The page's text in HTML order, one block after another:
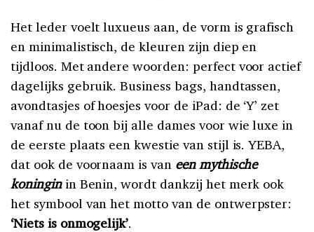
Het leder voelt luxueus aan, de vorm is grafisch
en minimalistisch, de kleuren zijn diep en
tijdloos. Met andere woorden: perfect voor actief
dagelijks gebruik. Business bags, handtassen,
avondtasjes of hoesjes voor de iPad: de ‘Y’ zet
vanaf nu de toon bij alle dames voor wie luxe in
de eerste plaats een kwestie van stijl is. YEBA,
dat ook de voornaam is van een mythische
koninginin Benin, wordt dankzij het merk ook
het symbool van het motto van de ontwerpster:
‘Niets is onmogelijk’.